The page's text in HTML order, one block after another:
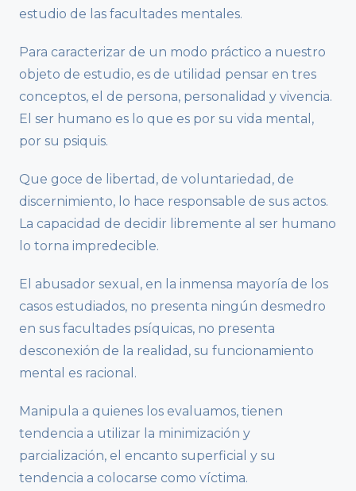
estudio de las facultades mentales.
Para caracterizar de un modo práctico a nuestro
objeto de estudio, es de utilidad pensar en tres
conceptos, el de persona, personalidad y vivencia.
El ser humano es lo que es por su vida mental,
por su psiquis.
Que goce de libertad, de voluntariedad, de
discernimiento, lo hace responsable de sus actos.
La capacidad de decidir libremente al ser humano
lo torna impredecible.
El abusador sexual, en la inmensa mayoría de los
casos estudiados, no presenta ningún desmedro
en sus facultades psíquicas, no presenta
desconexión de la realidad, su funcionamiento
mental es racional.
Manipula a quienes los evaluamos, tienen
tendencia a utilizar la minimización y
parcialización, el encanto superficial y su
tendencia a colocarse como víctima.